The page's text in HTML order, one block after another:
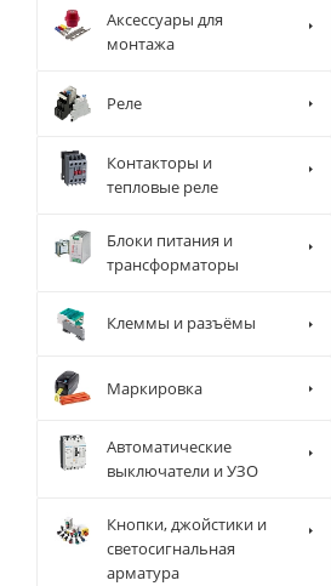
Аксессуары для
монтажа
Реле
Контакторы и
тепловые реле
Блоки питания и
трансформаторы
Клеммы и разъёмы
Маркировка
Автоматические
выключатели и УЗО
Кнопки, джойстики и
светосигнальная
арматура